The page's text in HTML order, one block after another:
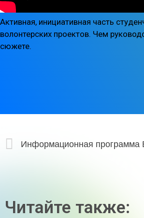
Активная, инициативная часть
волонтерских проектов. Чем
сюжете.
Читайте также: